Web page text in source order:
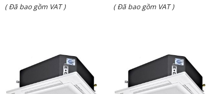
là:
Giá
₫ 39.100.000.
( Đã bao gồm VAT )
là:
Giá
₫ 59.900.000.
( Đã bao gồm VAT )